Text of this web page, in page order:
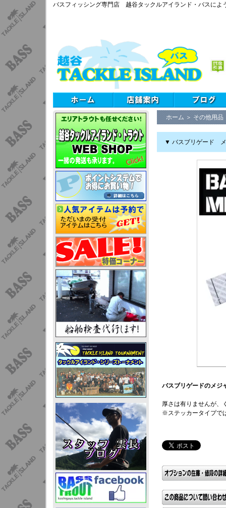
バスフィッシング専門店 越谷タックルアイランド・バスによ
ホーム ＞ その他用品
▼ バスブリゲード メ
バスブリゲードのメジ
厚さは有りませんが、
※ステッカータイプで